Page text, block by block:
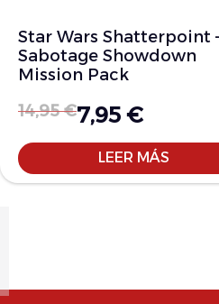
Star Wars Shatterpoint
Sabotage Showdown
Mission Pack
14,95€7,95 €
LEER MÁS